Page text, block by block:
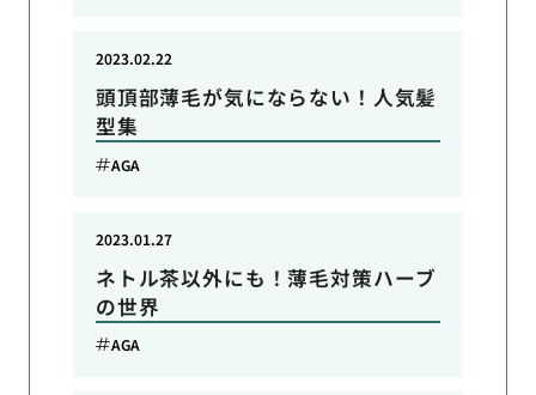
頭頂部薄毛が気にならない！人気髪
型集
2023.02.22
AGA
ネトル茶以外にも！薄毛対策ハーブ
の世界
2023.01.27
AGA